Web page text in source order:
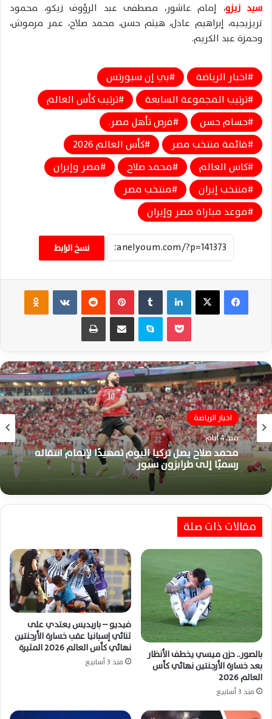
سيد زيزو، إمام عاشور، مصطفى عبد الرؤوف زيكو، محمود
تريزيجيه، إبراهيم عادل، هيثم حسن، محمد صلاح، عمر مرموش،
وحمزة عبد الكريم.
اخبار الرياضة
بي إن سبورتس
ترتيب المجموعة السابعة
ترتيب كأس العالم
حسام حسن
فرص تأهل مصر.
قائمة منتخب مصر
كأس العالم 2026
كاس العالم
محمد صلاح
مصر وإيران
منتخب إيران
منتخب مصر
موعد مباراة مصر وإيران
نسخ الرابط
فيسبوك ‫X لينكدإن بينتيريست ‏VKontakte
سكايب مشاركة عبر البريد طباعة
اخبار الرياضة
منذ 4 أيام
محمد صلاح يصل تركيا اليوم تمهيدًا لإتمام انتقاله
رسميًا إلى طرابزون سبور
اخبار الرياضة
منذ أسبوع واحد
كتيبة حسام حسن تبدأ مشوار تصفيات أمم أفريقيا
مقالات ذات صلة
بالصور.. حزن ميسي يخطف الأنظار
بعد خسارة الأرجنتين نهائي كأس
العالم 2026
منذ 3 أسابيع
فيديو – باريديس يعتدي على
ثنائي إسبانيا عقب خسارة الأرجنتين
نهائي كأس العالم 2026 المثيرة
منذ 3 أسابيع